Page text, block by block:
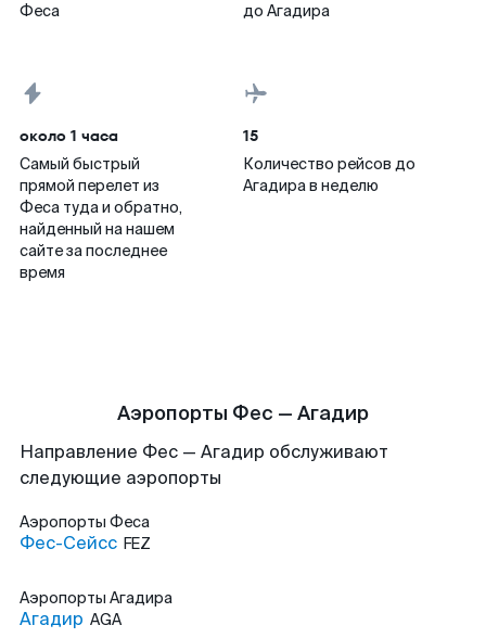
Феса
до Агадира
около 1 часа
Самый быстрый
прямой перелет из
Феса туда и обратно,
найденный на нашем
сайте за последнее
время
15
Количество рейсов до
Агадира в неделю
Аэропорты Фес — Агадир
Направление Фес — Агадир обслуживают
следующие аэропорты
Аэропорты Феса
Фес-Сейсс FEZ
Аэропорты Агадира
Агадир AGA